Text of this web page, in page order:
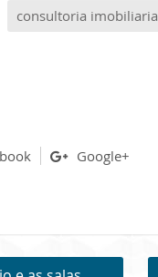
consultoria imobiliaria
Google+